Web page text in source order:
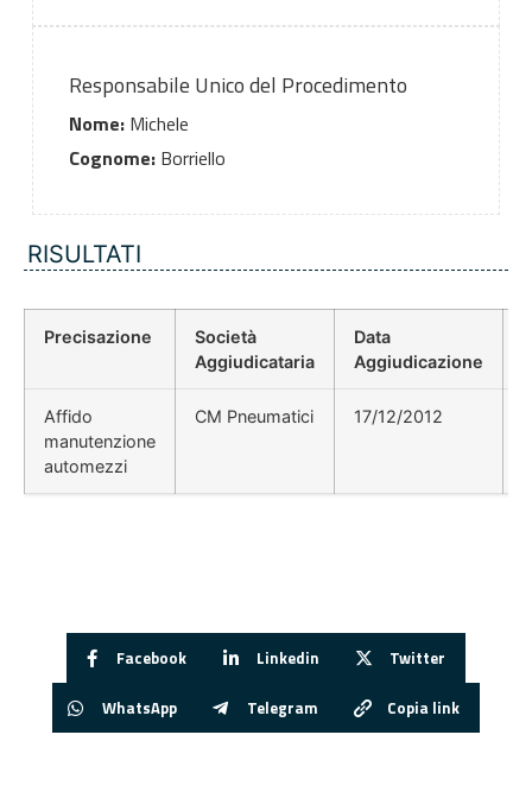
Responsabile Unico del Procedimento
Nome:Michele
Cognome:Borriello
RISULTATI
Precisazione
Società
Aggiudicataria
Data
Aggiudicazione
Affido
manutenzione
automezzi
CM Pneumatici 17/12/2012
Facebook Linkedin Twitter
WhatsApp Telegram Copia link